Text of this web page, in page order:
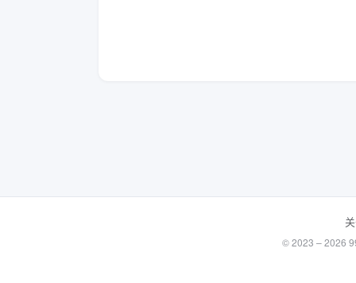
© 2023 – 2026